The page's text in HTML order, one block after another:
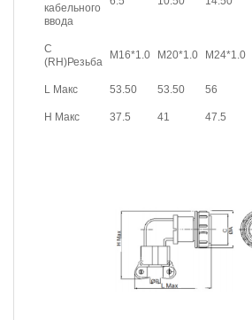
кабельного
ввода
C
(RH)Резьба
M16*1.0 M20*1.0 M24*1.0
L Макс 53.50 53.50 56
H Макс 37.5 41 47.5